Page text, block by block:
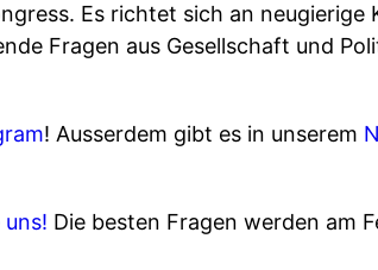
Es richtet sich an neugierige
Fragen aus Gesellschaft und
! Ausserdem gibt es in unserem
uns! Die besten Fragen werden am